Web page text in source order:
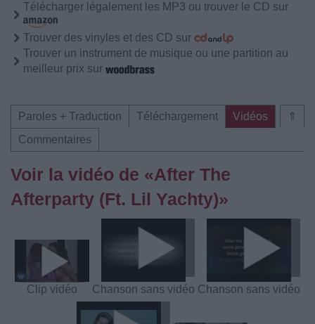
Télécharger légalement les MP3 ou trouver le CD sur
Trouver des vinyles et des CD sur
Trouver un instrument de musique ou une partition au
meilleur prix sur
⇑
Paroles + Traduction Téléchargement
Vidéos
Commentaires
Voir la vidéo de «After The
Afterparty (Ft. Lil Yachty)»
Clip vidéo Chanson sans vidéo Chanson sans vidéo